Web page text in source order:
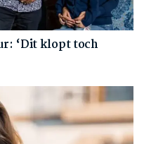
‘Dit klopt toch